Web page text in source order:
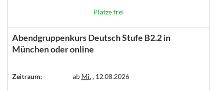
Plätze frei
Abendgruppenkurs Deutsch Stufe B2.2 in
München oder online
Zeitraum: ab Mi., 12.08.2026